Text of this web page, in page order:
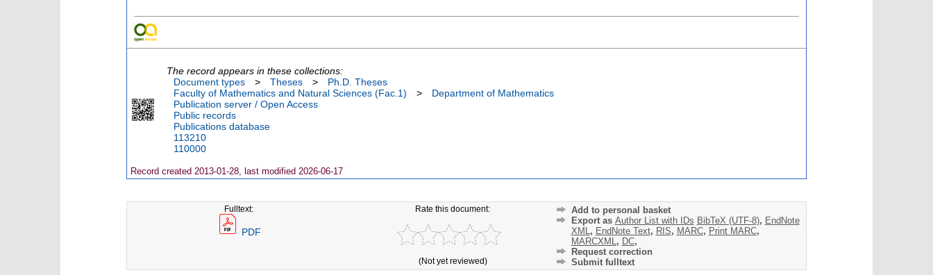
The record appears in these collections:
Document types
> Theses >
Ph.D. Theses
Faculty of Mathematics and Natural Sciences (Fac.1)
>
Department of Mathematics
Publication server / Open Access
Public records
Publications database
113210
110000
Record created 2013-01-28, last modified 2026-06-17
Fulltext:
PDF
Rate this document:
(Not yet reviewed)
Add to personal basket
Export as Author List with IDs BibTeX (UTF-8), EndNote
XML , EndNote Text, RIS, MARC, Print MARC,
MARCXML , DC,
Request correction
Submit fulltext